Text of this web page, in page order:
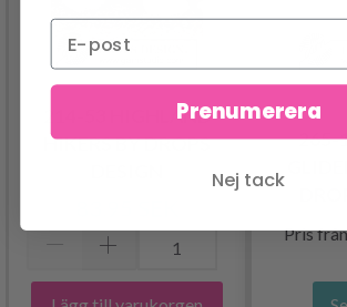
214-53 HIGHLAND
HIKERS BY DROPS
265-
Pris från
Prenumerera
Nej tack